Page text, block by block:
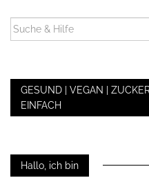
SUCHEN
NACH:
GESUND | VEGAN |
EINFACH
Hallo, ich bin